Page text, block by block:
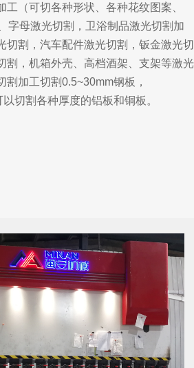
（可切各种形状、各种花纹图案、
字母激光切割，卫浴制品激光切割加
切割，汽车配件激光切割，钣金激光切
割，机箱外壳、高档酒架、支架等激光
加工切割0.5~30mm钢板，
切割各种厚度的铝板和铜板。